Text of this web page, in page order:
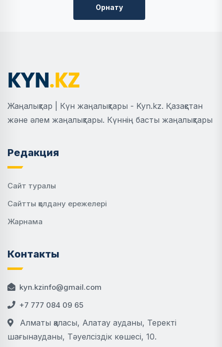
Орнату
Жаңалықтар | Күн жаңалықтары - Kyn.kz. Қазақстан
және әлем жаңалықтары. Күннің басты жаңалықтары
Редакция
Сайт туралы
Сайтты қолдану ережелері
Жарнама
Контакты
kyn.kzinfo@gmail.com
+7 777 084 09 65
Алматы қаласы, Алатау ауданы, Теректі
шағынауданы, Тәуелсіздік көшесі, 10.